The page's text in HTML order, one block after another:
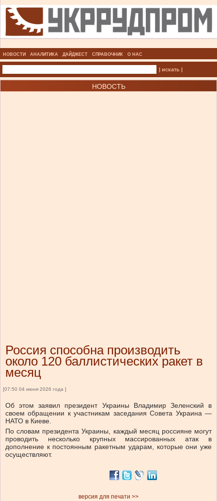
НОВОСТИ АНАЛИТИКА ДАЙДЖЕСТ СПРАВОЧНИК О НАС
| искать |
НОВОСТЬ
Россия способна производить
около 120 баллистических ракет в
месяц
[07:50 04 июня 2026 года ]
Об этом заявил президент Украины Владимир Зеленский в
своем обращении к участникам заседания Совета Украина —
НАТО в Киеве.
По словам президента Украины, каждый месяц россияне могут
проводить несколько крупных массированных атак в
дополнение к постоянным ракетным ударам, которые они уже
осуществляют.
версия для печати >>